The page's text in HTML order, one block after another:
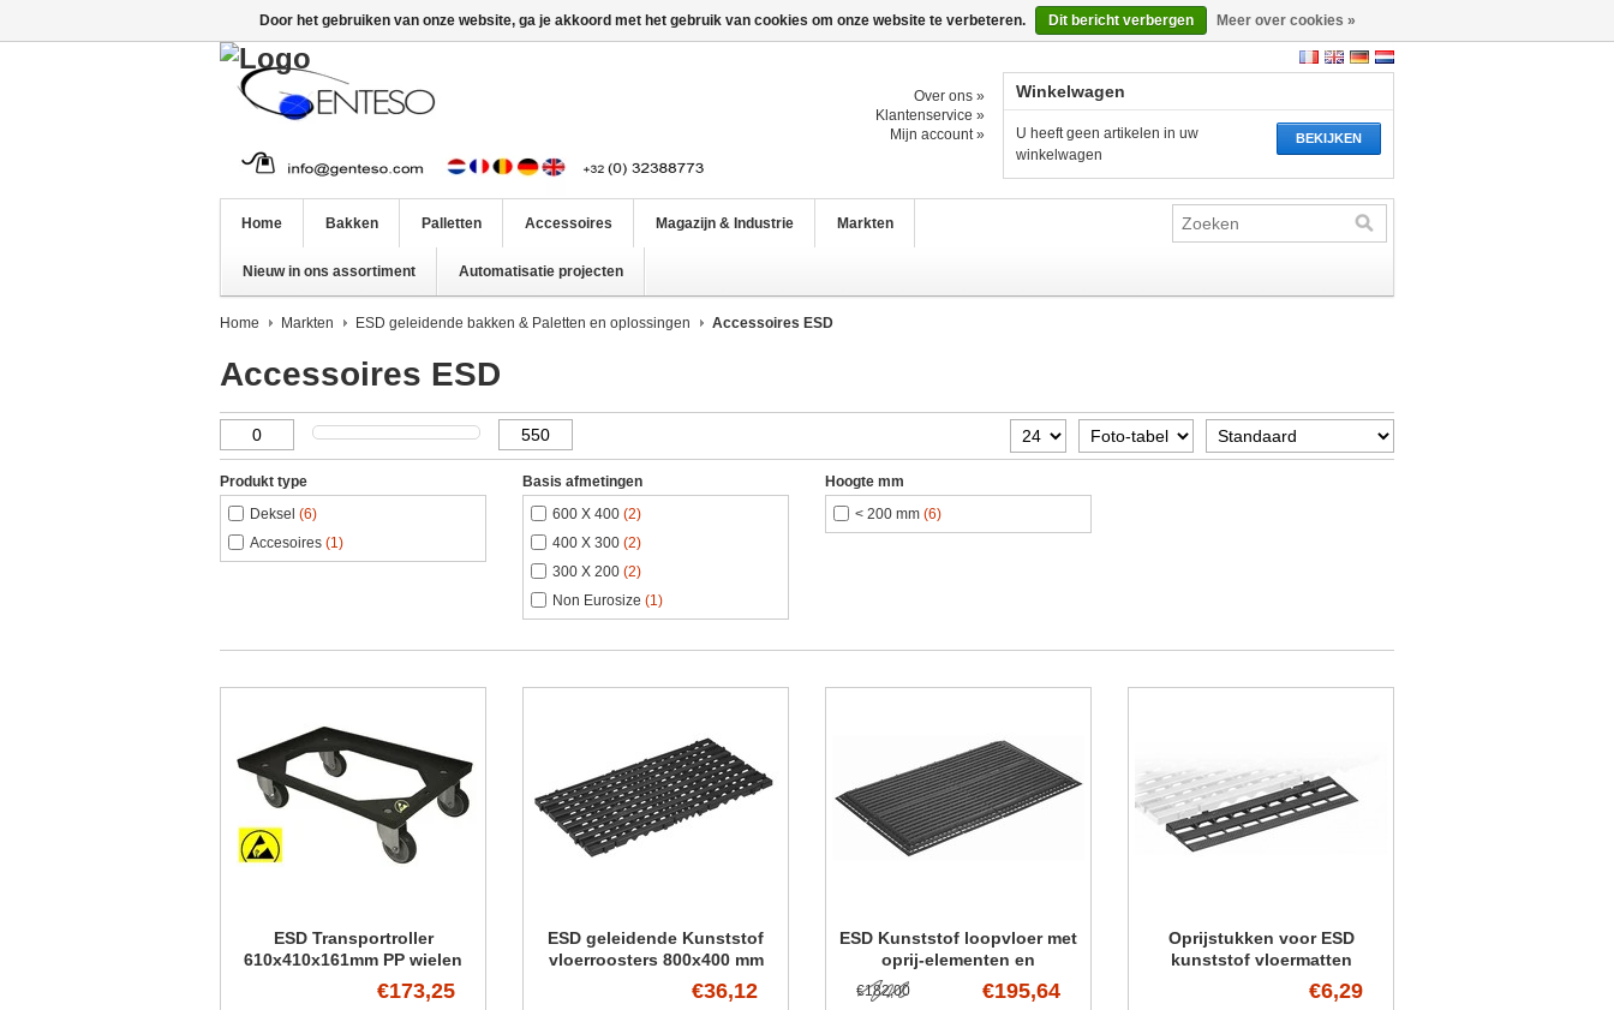
Over ons »
Klantenservice »
Mijn account »
Winkelwagen
BEKIJKEN
U heeft geen artikelen in uw
winkelwagen
Home Bakken Palletten Accessoires Magazijn & Industrie Markten
Nieuw in ons assortiment Automatisatie projecten
Home Markten ESD geleidende bakken & Paletten en oplossingen Accessoires ESD
Accessoires ESD
Produkt type
Deksel (6)
Accesoires (1)
Basis afmetingen
600 X 400 (2)
400 X 300 (2)
300 X 200 (2)
Non Eurosize (1)
Hoogte mm
< 200 mm (6)
ESD Transportroller
610x410x161mm PP wielen
€173,25
ESD geleidende Kunststof
vloerroosters 800x400 mm
€36,12
ESD Kunststof loopvloer met
oprij-elementen en
hoekverbindingen
€195,64
€182,00
Oprijstukken voor ESD
kunststof vloermatten
€6,29
Door het gebruiken van onze website, ga je akkoord met het gebruik van cookies om onze website te verbeteren. Dit bericht verbergen Meer over cookies »